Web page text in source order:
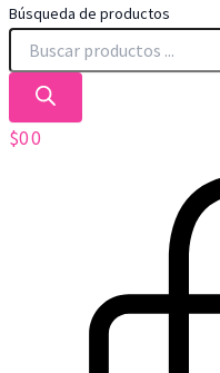
Búsqueda de productos
$00